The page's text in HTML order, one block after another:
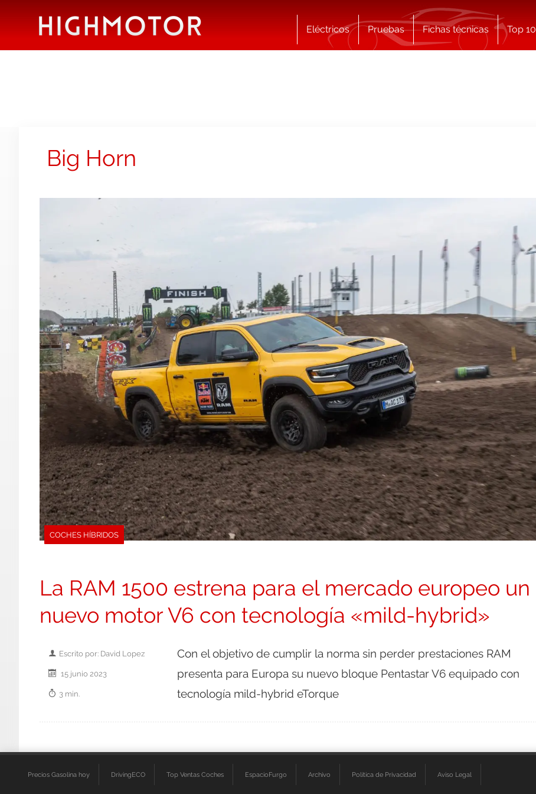
Eléctricos Pruebas Fichas técnicas Top 10
Big Horn
COCHES HÍBRIDOS
La RAM 1500 estrena para el mercado europeo un
nuevo motor V6 con tecnología «mild-hybrid»
Escrito por: David Lopez
15 junio 2023
3 min.
Con el objetivo de cumplir la norma sin perder prestaciones RAM
presenta para Europa su nuevo bloque Pentastar V6 equipado con
tecnología mild-hybrid eTorque
Precios Gasolina hoy DrivingECO Top Ventas Coches EspacioFurgo Archivo Política de Privacidad Aviso Legal